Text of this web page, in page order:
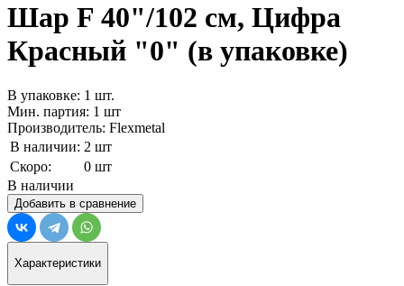
Шар F 40"/102 см, Цифра
Красный "0" (в упаковке)
В упаковке: 1 шт.
Мин. партия: 1 шт
Производитель: Flexmetal
В наличии: 2 шт
Скоро:
0 шт
В наличии
Добавить в сравнение
Характеристики